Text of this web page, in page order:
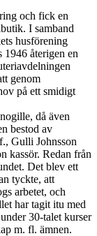
och fick en
I samband
husförening
1946 återigen en
genom
på ett smidigt
då även
bestod av
Gulli Johnsson
kassör. Redan från
Det blev ett
tyckte, att
arbetet, och
har tagit itu med
30-talet kurser
m. fl. ämnen.